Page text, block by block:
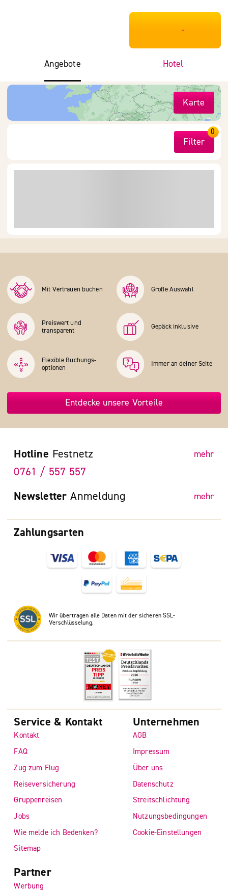
***************
Angebote Hotel
Karte
Filter
0
Mit Vertrauen buchen Große Auswahl
Preiswert und
transparent
Gepäck inklusive
Flexible Buchungs­
optionen
Immer an deiner Seite
Entdecke unsere Vorteile
Zahlungsarten
Wir übertragen alle Daten mit der sicheren SSL-
Verschlüsselung.
Hotline Festnetz mehr
0761 / 557 557
Newsletter Anmeldung mehr
Service & Kontakt
Kontakt
FAQ
Zug zum Flug
Reiseversicherung
Gruppenreisen
Jobs
Wie melde ich Bedenken?
Sitemap
Unternehmen
AGB
Impressum
Über uns
Datenschutz
Streitschlichtung
Nutzungsbedingungen
Cookie-Einstellungen
Partner
Werbung